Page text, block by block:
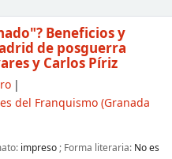
Beneficios y
de posguerra
y Carlos Píriz
del Franquismo(Granada
impreso ; Forma literaria: No es